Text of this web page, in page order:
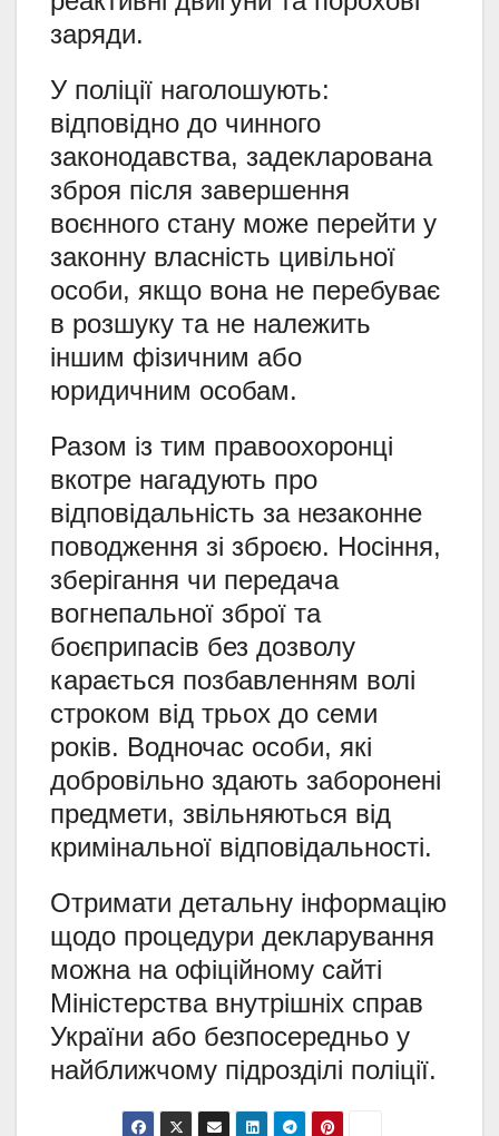
заряди.
У поліції наголошують:
відповідно до чинного
законодавства, задекларована
зброя після завершення
воєнного стану може перейти у
законну власність цивільної
особи, якщо вона не перебуває
в розшуку та не належить
іншим фізичним або
юридичним особам.
Разом із тим правоохоронці
вкотре нагадують про
відповідальність за незаконне
поводження зі зброєю. Носіння,
зберігання чи передача
вогнепальної зброї та
боєприпасів без дозволу
карається позбавленням волі
строком від трьох до семи
років. Водночас особи, які
добровільно здають заборонені
предмети, звільняються від
кримінальної відповідальності.
Отримати детальну інформацію
щодо процедури декларування
можна на офіційному сайті
Міністерства внутрішніх справ
України або безпосередньо у
найближчому підрозділі поліції.